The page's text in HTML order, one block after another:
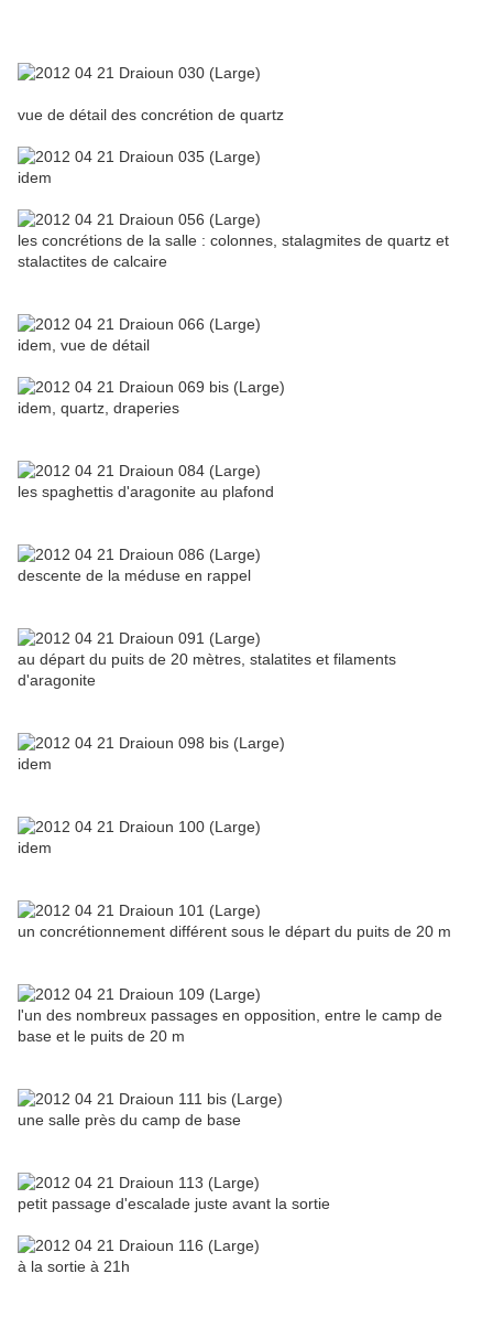
vue de détail des concrétion de quartz
idem
les concrétions de la salle : colonnes, stalagmites de quartz et
stalactites de calcaire
idem, vue de détail
idem, quartz, draperies
les spaghettis d'aragonite au plafond
descente de la méduse en rappel
au départ du puits de 20 mètres, stalatites et filaments
d'aragonite
idem
idem
un concrétionnement différent sous le départ du puits de 20 m
l'un des nombreux passages en opposition, entre le camp de
base et le puits de 20 m
une salle près du camp de base
petit passage d'escalade juste avant la sortie
à la sortie à 21h